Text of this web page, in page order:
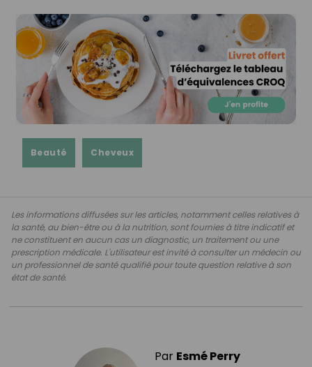
Beauté Cheveux
Les informations diffusées sur les articles, notamment celles relatives à
la santé, au bien-être ou à la nutrition, sont fournies à titre indicatif et
ne constituent en aucun cas un diagnostic, un traitement ou une
prescription médicale. L'utilisateur est invité à consulter un médecin ou
un professionnel de santé qualifié pour toute question relative à son
état de santé.
Par Esmé Perry